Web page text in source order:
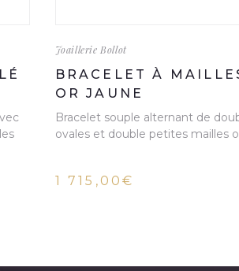
Joaillerie Bollot
BRACELET À
OR JAUNE
Bracelet souple alternant de
ovales et double petites mailles
1 715,00€